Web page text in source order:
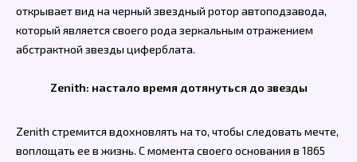
открывает вид на черный звездный ротор автоподзавода,
который является своего рода зеркальным отражением
абстрактной звезды циферблата.
Zenith: настало время дотянуться до звезды
Zenith стремится вдохновлять на то, чтобы следовать мечте,
воплощать ее в жизнь. С момента своего основания в 1865